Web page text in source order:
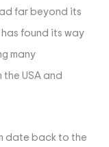
far beyond its
found its way
many
USA and
date back to the